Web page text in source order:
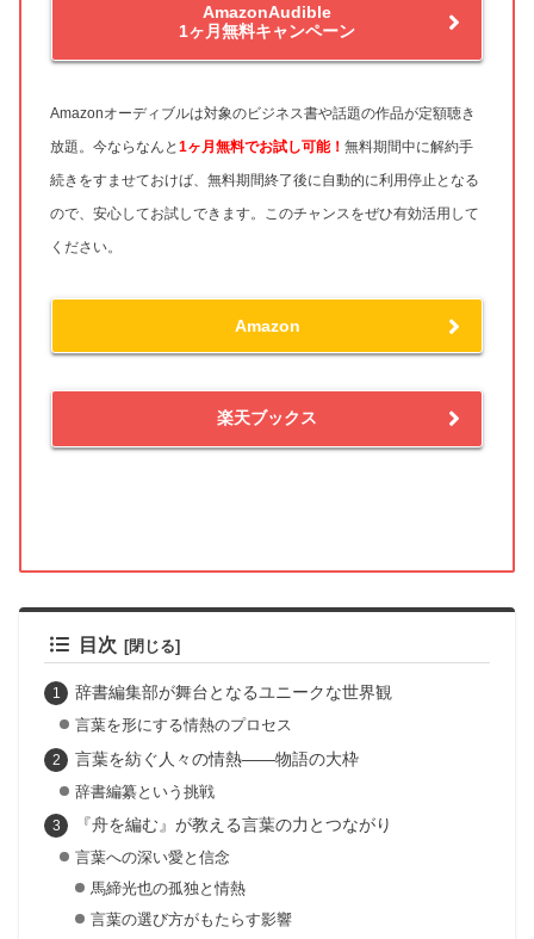
AmazonAudible
1ヶ月無料キャンペーン
Amazonオーディブルは対象のビジネス書や話題の作品が定額聴き
放題。今ならなんと 1ヶ月無料でお試し可能！ 無料期間中に解約手
続きをすませておけば、無料期間終了後に自動的に利用停止となる
ので、安心してお試しできます。このチャンスをぜひ有効活用して
ください。
Amazon
楽天ブックス
目次
辞書編集部が舞台となるユニークな世界観
言葉を形にする情熱のプロセス
言葉を紡ぐ人々の情熱——物語の大枠
辞書編纂という挑戦
『舟を編む』が教える言葉の力とつながり
言葉への深い愛と信念
馬締光也の孤独と情熱
言葉の選び方がもたらす影響